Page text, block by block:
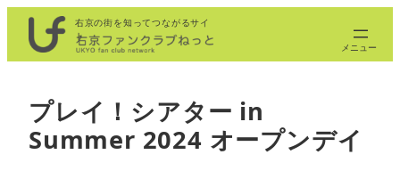
を
右京の街を知ってつながるサイ
ト
プレイ！シアター in
Summer 2024 オープンデイ